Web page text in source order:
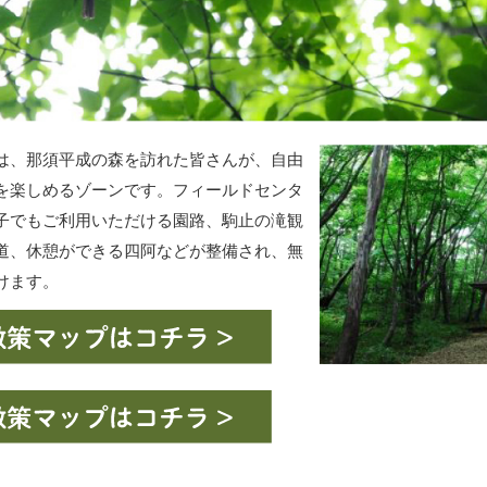
、那須平成の森を訪れた皆さんが、自由
楽しめるゾーンです。フィールドセンタ
でもご利用いただける園路、駒止の滝観
、休憩ができる四阿などが整備され、無
す。